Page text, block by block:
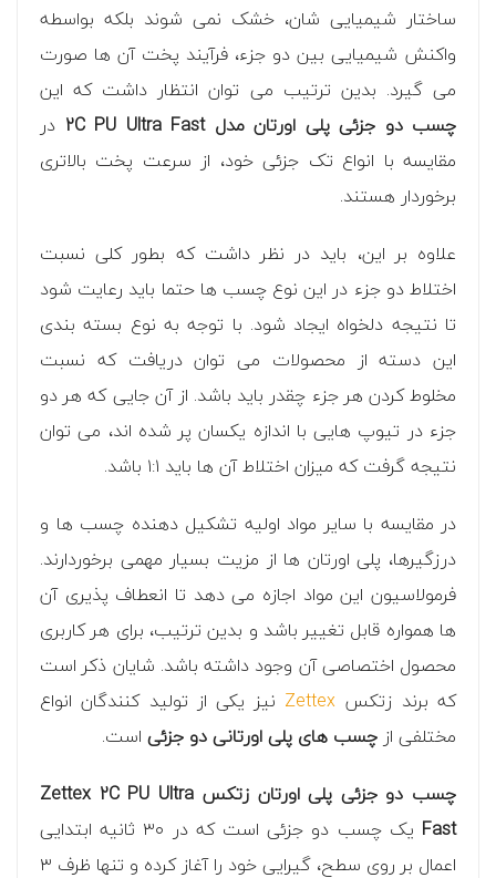
ساختار شیمیایی شان، خشک نمی شوند بلکه بواسطه
واکنش شیمیایی بین دو جزء، فرآیند پخت آن ها صورت
می گیرد. بدین ترتیب می توان انتظار داشت که این
چسب دو جزئی پلی اورتان مدل 2C PU Ultra Fast
در
مقایسه با انواع تک جزئی خود، از سرعت پخت بالاتری
برخوردار هستند.
علاوه بر این، باید در نظر داشت که بطور کلی نسبت
اختلاط دو جزء در این نوع چسب ها حتما باید رعایت شود
تا نتیجه دلخواه ایجاد شود. با توجه به نوع بسته بندی
این دسته از محصولات می توان دریافت که نسبت
مخلوط کردن هر جزء چقدر باید باشد. از آن جایی که هر دو
جزء در تیوپ هایی با اندازه یکسان پر شده اند، می توان
نتیجه گرفت که میزان اختلاط آن ها باید ۱:۱ باشد.
در مقایسه با سایر مواد اولیه تشکیل دهنده چسب ها و
درزگیرها، پلی اورتان ها از مزیت بسیار مهمی برخوردارند.
فرمولاسیون این مواد اجازه می دهد تا انعطاف پذیری آن
ها همواره قابل تغییر باشد و بدین ترتیب، برای هر کاربری
محصول اختصاصی آن وجود داشته باشد. شایان ذکر است
که برند زتکس Zettex نیز یکی از تولید کنندگان انواع
مختلفی از چسب های پلی اورتانی دو جزئی است.
چسب دو جزئی پلی اورتان زتکس Zettex 2C PU Ultra
Fast
یک چسب دو جزئی است که در ۳۰ ثانیه ابتدایی
اعمال بر روی سطح، گیرایی خود را آغاز کرده و تنها ظرف ۳